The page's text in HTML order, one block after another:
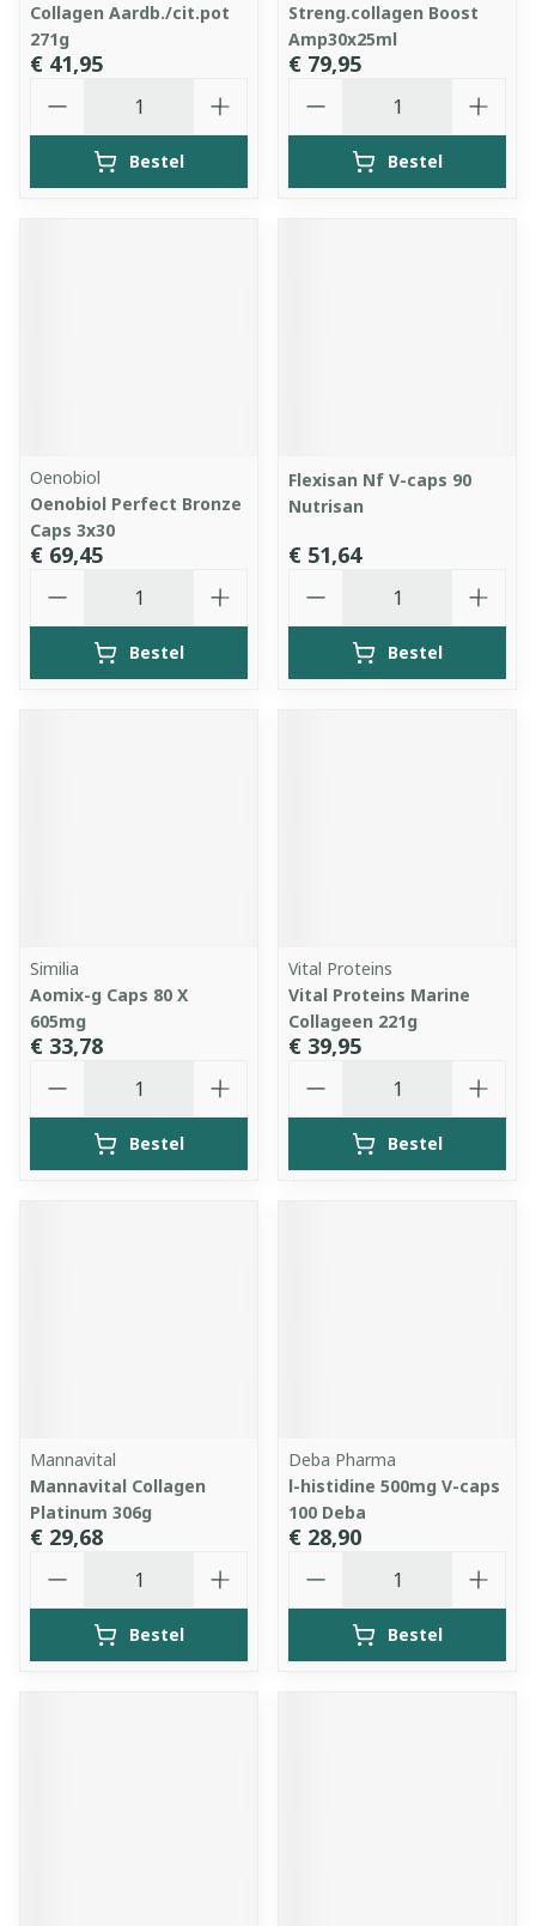
Collagen Aardb./cit.pot
271g
€ 41,95
Bestel
Streng.collagen Boost
Amp30x25ml
€ 79,95
Bestel
Oenobiol
Oenobiol Perfect Bronze
Caps 3x30
€ 69,45
Bestel
Flexisan Nf V-caps 90
Nutrisan
€ 51,64
Bestel
Similia
Aomix-g Caps 80 X
605mg
€ 33,78
Bestel
Vital Proteins
Vital Proteins Marine
Collageen 221g
€ 39,95
Bestel
Mannavital
Mannavital Collagen
Platinum 306g
€ 29,68
Bestel
Deba Pharma
l-histidine 500mg V-caps
100 Deba
€ 28,90
Bestel